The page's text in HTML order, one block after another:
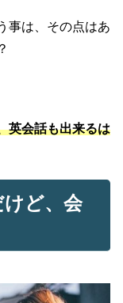
事は、その点はあ
英会話も出来るは
けど、会